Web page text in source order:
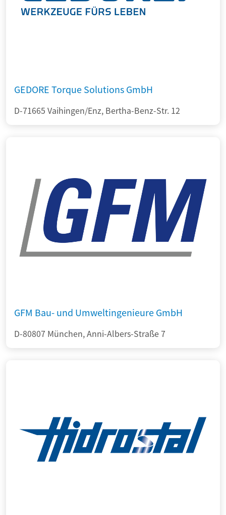
GEDORE Torque Solutions GmbH
D-71665 Vaihingen/Enz, Bertha-Benz-Str. 12
GFM Bau- und Umweltingenieure GmbH
D-80807 München, Anni-Albers-Straße 7